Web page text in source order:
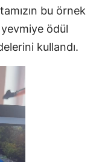
bu örnek
yevmiye ödül
kullandı.